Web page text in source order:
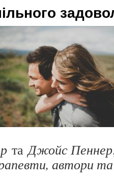
таДжойс Пеннер
автори